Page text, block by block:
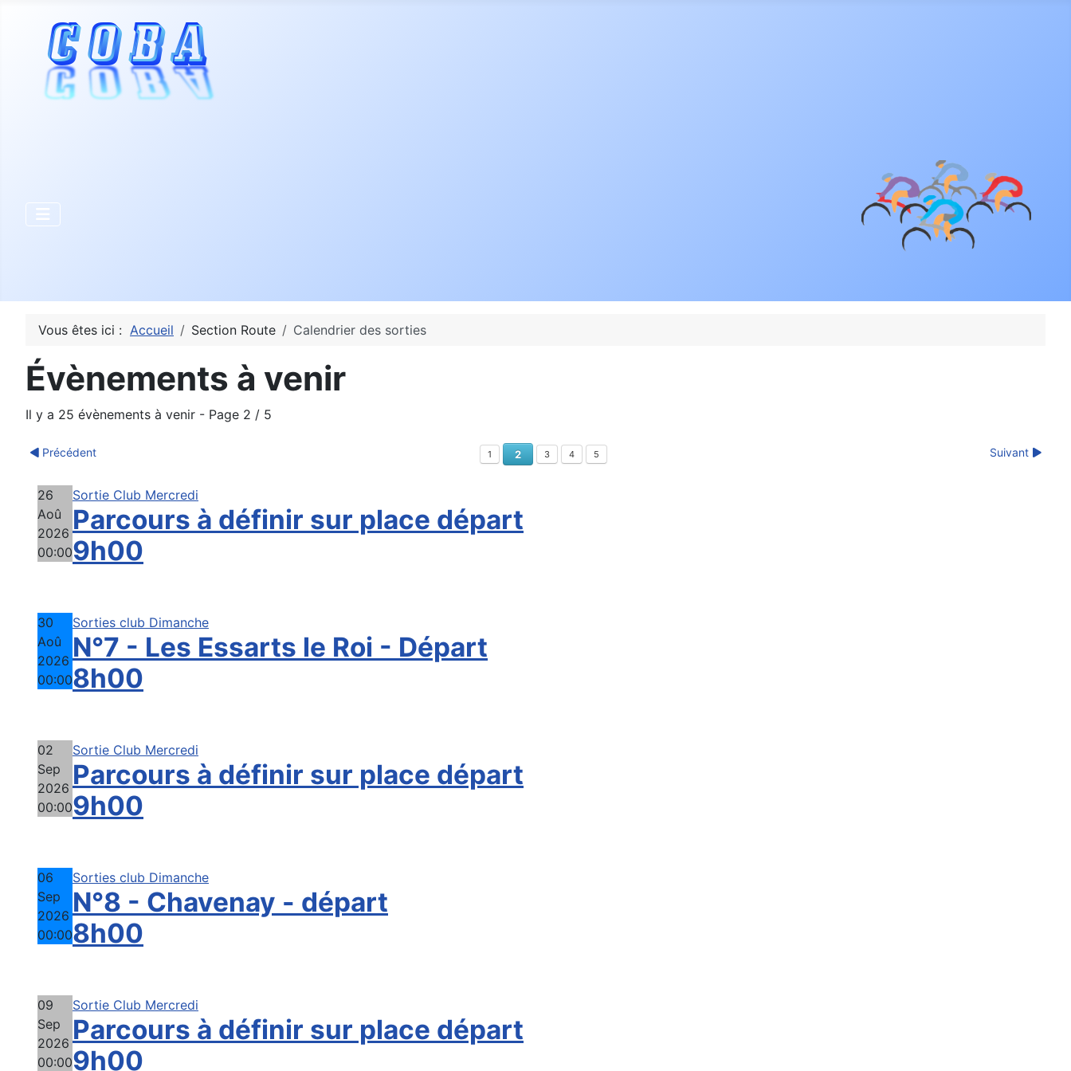
Vous êtes ici : Accueil Section Route Calendrier des sorties
Évènements à venir
Il y a 25 évènements à venir - Page 2 / 5
Précédent 1 2 3 4 5 Suivant
26
Aoû
2026
00:00
Sortie Club Mercredi
Parcours à définir sur place départ
9h00
30
Aoû
2026
00:00
Sorties club Dimanche
N°7 - Les Essarts le Roi - Départ
8h00
02
Sep
2026
00:00
Sortie Club Mercredi
Parcours à définir sur place départ
9h00
06
Sep
2026
00:00
Sorties club Dimanche
N°8 - Chavenay - départ
8h00
09
Sep
2026
00:00
Sortie Club Mercredi
Parcours à définir sur place départ
9h00